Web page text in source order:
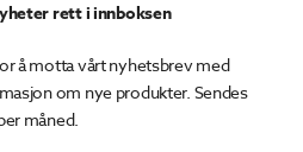
rett i innboksen
å motta vårt nyhetsbrev med
om nye produkter. Sendes
måned.